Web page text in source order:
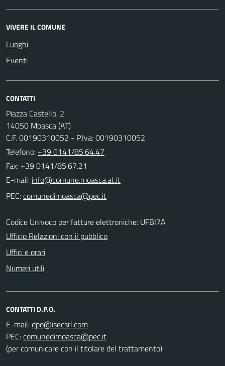
VIVERE IL COMUNE
Luoghi
Eventi
CONTATTI
Piazza Castello, 2
14050 Moasca (AT)
C.F. 00190310052 - P.Iva: 00190310052
Telefono: +39 0141/85.64.47
Fax: +39 0141/85.67.21
E-mail:
PEC:
Codice Univoco per fatture elettroniche: UFBI7A
Ufficio Relazioni con il pubblico
Uffici e orari
Numeri utili
CONTATTI D.P.O.
E-mail:
PEC:
(per comunicare con il titolare del trattamento)